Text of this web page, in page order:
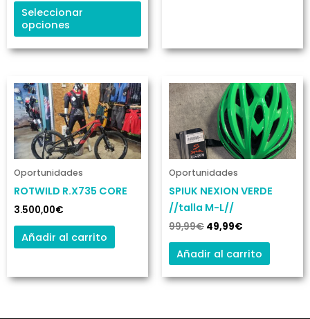
Seleccionar
opciones
de
Oportunidades
ROTWILD R.X735 CORE
3.500,00€
Añadir al carrito
Oportunidades
SPIUK NEXION VERDE
//talla M-L//
99,99€
El
precio
original
era:
99,99€.
49,99€
El
precio
actual
es:
49,99€.
Añadir al carrito